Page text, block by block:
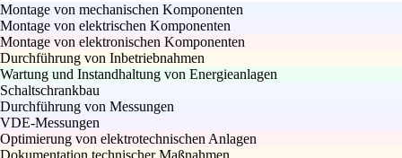
Montage von mechanischen Komponenten
Montage von elektrischen Komponenten
Montage von elektronischen Komponenten
Durchführung von Inbetriebnahmen
Wartung und Instandhaltung von Energieanlagen
Schaltschrankbau
Durchführung von Messungen
VDE-Messungen
Optimierung von elektrotechnischen Anlagen
Dokumentation technischer Maßnahmen